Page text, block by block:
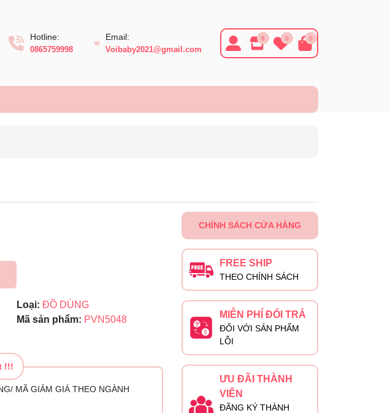
Hotline:
0865759998
Email:
Voibaby2021@gmail.com
8 0 0
Loại: ĐỒ DÙNG
Mã sản phẩm: PVN5048
!!!
MÃ GIẢM GIÁ THEO NGÀNH
CHÍNH SÁCH CỬA HÀNG
FREE SHIP
THEO CHÍNH SÁCH
MIỄN PHÍ ĐỔI TRẢ
ĐỐI VỚI SẢN PHẨM
LỖI
ƯU ĐÃI THÀNH
VIÊN
ĐĂNG KÝ THÀNH